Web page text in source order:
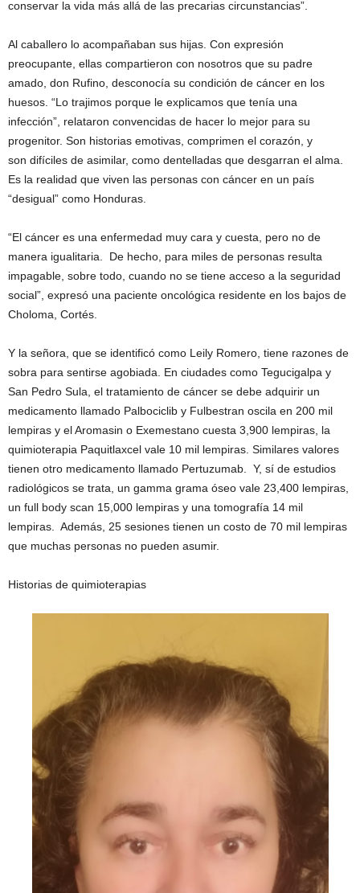
conservar la vida más allá de las precarias circunstancias”.
Al caballero lo acompañaban sus hijas. Con expresión
preocupante, ellas compartieron con nosotros que su padre
amado, don Rufino, desconocía su condición de cáncer en los
huesos. “Lo trajimos porque le explicamos que tenía una
infección”, relataron convencidas de hacer lo mejor para su
progenitor. Son historias emotivas, comprimen el corazón, y
son difíciles de asimilar, como dentelladas que desgarran el alma.
Es la realidad que viven las personas con cáncer en un país
“desigual” como Honduras.
“El cáncer es una enfermedad muy cara y cuesta, pero no de
manera igualitaria. De hecho, para miles de personas resulta
impagable, sobre todo, cuando no se tiene acceso a la seguridad
social”, expresó una paciente oncológica residente en los bajos de
Choloma, Cortés.
Y la señora, que se identificó como Leily Romero, tiene razones de
sobra para sentirse agobiada. En ciudades como Tegucigalpa y
San Pedro Sula, el tratamiento de cáncer se debe adquirir un
medicamento llamado Palbociclib y Fulbestran oscila en 200 mil
lempiras y el Aromasin o Exemestano cuesta 3,900 lempiras, la
quimioterapia Paquitlaxcel vale 10 mil lempiras. Similares valores
tienen otro medicamento llamado Pertuzumab. Y, sí de estudios
radiológicos se trata, un gamma grama óseo vale 23,400 lempiras,
un full body scan 15,000 lempiras y una tomografía 14 mil
lempiras. Además, 25 sesiones tienen un costo de 70 mil lempiras
que muchas personas no pueden asumir.
Historias de quimioterapias